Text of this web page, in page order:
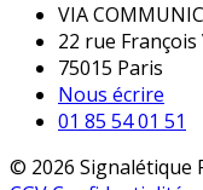
VIA
22 rue François
75015 Paris
Nous écrire
01 85 54 01 51
© 2026 Signalétique